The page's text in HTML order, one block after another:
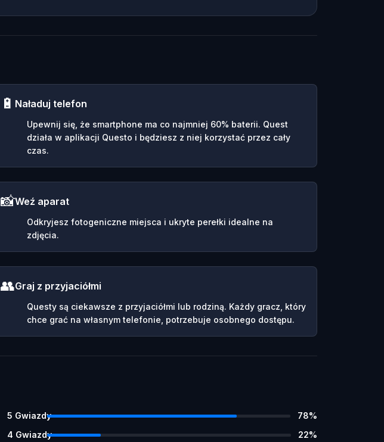
🔋 Naładuj telefon
Upewnij się, że smartphone ma co najmniej 60% baterii. Quest
działa w aplikacji Questo i będziesz z niej korzystać przez cały
czas.
📸Weź aparat
Odkryjesz fotogeniczne miejsca i ukryte perełki idealne na
zdjęcia.
👥Graj z przyjaciółmi
Questy są ciekawsze z przyjaciółmi lub rodziną. Każdy gracz, który
chce grać na własnym telefonie, potrzebuje osobnego dostępu.
5 Gwiazdy 78%
4 Gwiazdy 22%